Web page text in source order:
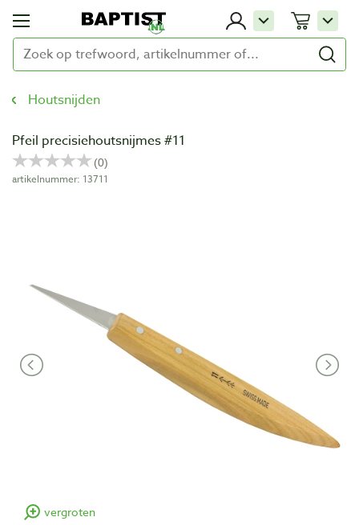
Houtsnijden
Pfeil precisiehoutsnijmes #11
artikelnummer: 13711
vergroten